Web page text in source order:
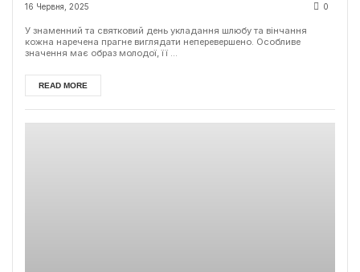
16 Червня, 2025 0
У знаменний та святковий день укладання шлюбу та вінчання
кожна наречена прагне виглядати неперевершено. Особливе
значення має образ молодої, її ...
READ MORE